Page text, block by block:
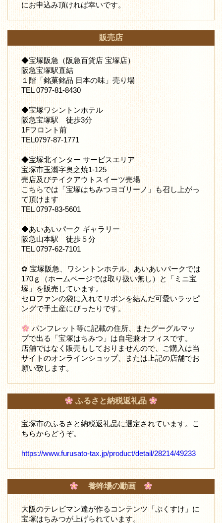
にお申込み頂ければ幸いです。
販売店
◆宝塚阪急（阪急百貨店 宝塚店）
阪急宝塚駅直結
１階「銘菓銘品 日本の味」売り場
TEL 0797-81-8430
◆宝塚ワシントンホテル
阪急宝塚駅 徒歩3分
1Fフロント前
TEL0797-87-1771
◆宝塚北インター サービスエリア
宝塚市玉瀬字奥之焼1-125
売店及びテイクアウトスイーツ売場
こちらでは「宝塚はちみつヨゴリーノ」も召し上がっ
て頂けます
TEL 0797-83-5601
◆あいあいパーク ギャラリー
阪急山本駅 徒歩５分
TEL 0797-62-7101
✿ 宝塚阪急、ワシントンホテル、あいあいパークでは
170ｇ（ホームページでは取り扱い無し）と「ミニ宝
塚」を販売しています。
セロファンの袋に入れてリボンを結んだ可愛いラッピ
ングで手土産にぴったりです。
パンフレット等に記載の住所、またグーグルマッ
プで出る「宝塚はちみつ」は自宅兼オフィスです。
店舗ではなく販売もしておりませんので、ご購入は当
サイトのオンラインショップ、または上記の店舗でお
願い致します。
ふるさと納税返礼品
宝塚市のふるさと納税返礼品に選定されています。こ
ちらからどうぞ。
https://www.furusato-tax.jp/product/detail/28214/49233
養蜂場の動画
大阪のテレビマン達が作るコンテンツ「ぷくすけ」に
宝塚はちみつが上げられています。